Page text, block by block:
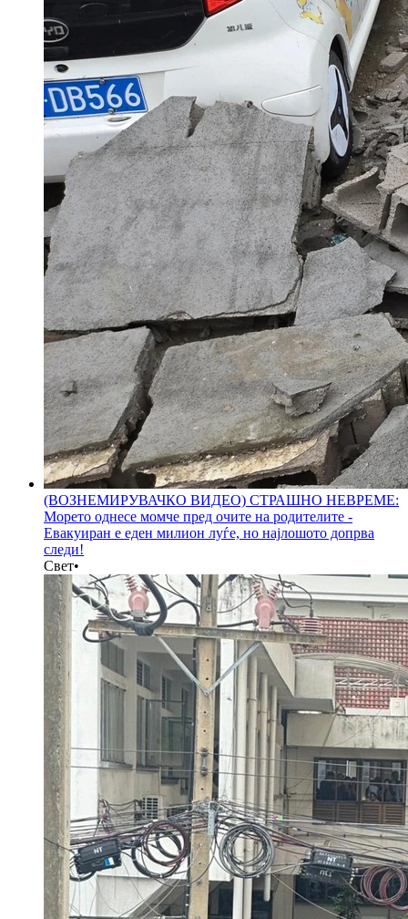
(ВОЗНЕМИРУВАЧКО ВИДЕО) СТРАШНО НЕВРЕМЕ:
Морето однесе момче пред очите на родителитe -
Евакуиран е еден милион луѓе, но најлошото допрва
следи!
Свет•